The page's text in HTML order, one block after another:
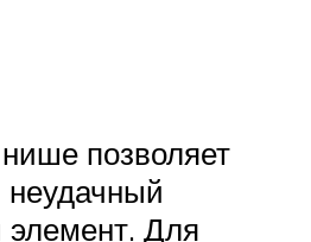
позволяет
неудачный
элемент. Для